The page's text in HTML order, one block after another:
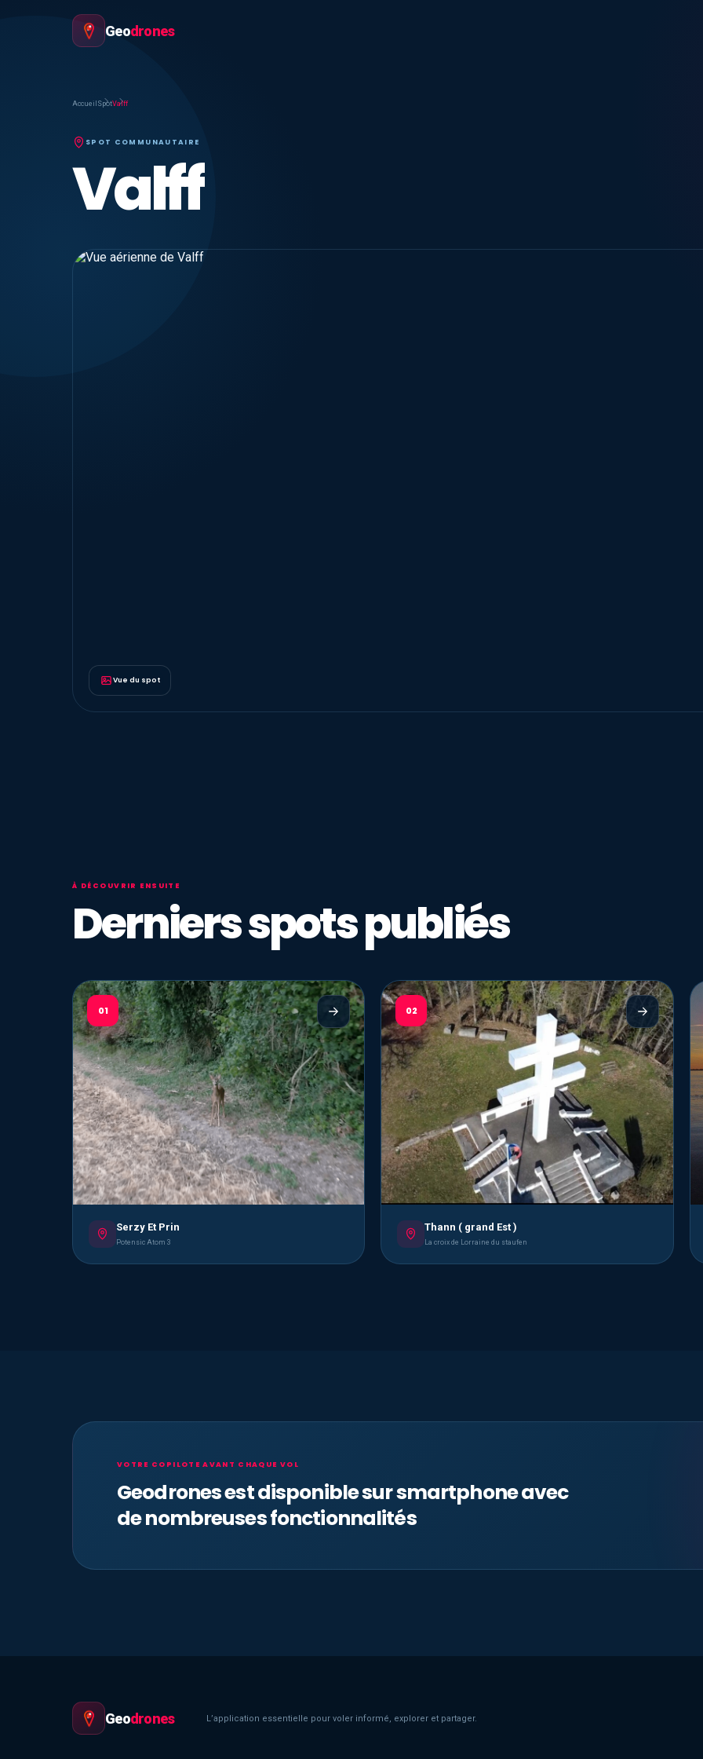
Geodrones
Accueil SpotValff
SPOT COMMUNAUTAIRE
Valff
Vue du spot
À DÉCOUVRIR ENSUITE
Derniers spots publiés
01
Serzy Et Prin
Potensic Atom 3
02
Thann ( grand Est )
La croix de Lorraine du staufen
VOTRE COPILOTE AVANT CHAQUE VOL
Geodrones est disponible sur smartphone avec
de nombreuses fonctionnalités
Geodrones L’application essentielle pour voler informé, explorer et partager.